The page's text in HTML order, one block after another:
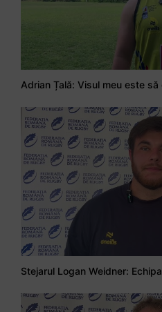
Adrian Țală: Visul meu este